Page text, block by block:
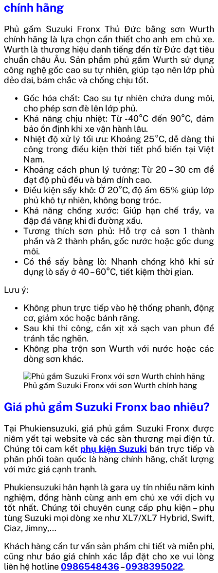
chính hãng
Phủ gầm Suzuki Fronx Thủ Đức bằng sơn Wurth
chính hãng là lựa chọn cần thiết cho anh em chủ xe.
Wurth là thương hiệu danh tiếng đến từ Đức đạt tiêu
chuẩn châu Âu. Sản phẩm phủ gầm Wurth sử dụng
công nghệ gốc cao su tự nhiên, giúp tạo nên lớp phủ
dẻo dai, bám chắc và chống chịu tốt.
Gốc hóa chất: Cao su tự nhiên chứa dung môi,
cho phép sơn đè lên lớp phủ.
Khả năng chịu nhiệt: Từ -40°C đến 90°C, đảm
bảo ổn định khi xe vận hành lâu.
Nhiệt độ xử lý tối ưu: Khoảng 25°C, dễ dàng thi
công trong điều kiện thời tiết phổ biến tại Việt
Nam.
Khoảng cách phun lý tưởng: Từ 20 – 30 cm để
đạt độ phủ đều và bám dính cao.
Điều kiện sấy khô: Ở 20°C, độ ẩm 65% giúp lớp
phủ khô tự nhiên, không bong tróc.
Khả năng chống xước: Giúp hạn chế trầy, va
đập đá văng khi đi đường xấu.
Tương thích sơn phủ: Hỗ trợ cả sơn 1 thành
phần và 2 thành phần, gốc nước hoặc gốc dung
môi.
Có thể sấy bằng lò: Nhanh chóng khô khi sử
dụng lò sấy ở 40 – 60°C, tiết kiệm thời gian.
Lưu ý:
Không phun trực tiếp vào hệ thống phanh, động
cơ, giảm xóc hoặc bánh răng.
Sau khi thi công, cần xịt xả sạch van phun để
tránh tắc nghẽn.
Không pha trộn sơn Wurth với nước hoặc các
dòng sơn khác.
Phủ gầm Suzuki Fronx với sơn Wurth chính hãng
Giá phủ gầm Suzuki Fronx bao nhiêu?
Tại Phukiensuzuki, giá phủ gầm Suzuki Fronx được
niêm yết tại website và các sàn thương mại điện tử.
Chúng tôi cam kết phụ kiện Suzuki bán trực tiếp và
phân phối toàn quốc là hàng chính hãng, chất lượng
với mức giá cạnh tranh.
Phukiensuzuki hân hạnh là gara uy tín nhiều năm kinh
nghiệm, đồng hành cùng anh em chủ xe với dịch vụ
tốt nhất. Chúng tôi chuyên cung cấp phụ kiện – phụ
tùng Suzuki mọi dòng xe như XL7/XL7 Hybrid, Swift,
Ciaz, Jimny,…
Khách hàng cần tư vấn sản phẩm chi tiết và miễn phí,
cũng như báo giá chính xác lắp đặt cho xe vui lòng
liên hệ hotline0986548436–0938395022.